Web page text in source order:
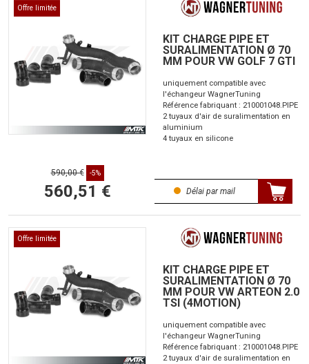
Offre limitée
KIT CHARGE PIPE ET
SURALIMENTATION Ø 70
MM POUR VW GOLF 7 GTI
uniquement compatible avec
l'échangeur WagnerTuning
Référence fabriquant : 210001048.PIPE
2 tuyaux d'air de suralimentation en
aluminium
4 tuyaux en silicone
590,00 € -5%
560,51 € Délai par mail
Offre limitée
KIT CHARGE PIPE ET
SURALIMENTATION Ø 70
MM POUR VW ARTEON 2.0
TSI (4MOTION)
uniquement compatible avec
l'échangeur WagnerTuning
Référence fabriquant : 210001048.PIPE
2 tuyaux d'air de suralimentation en